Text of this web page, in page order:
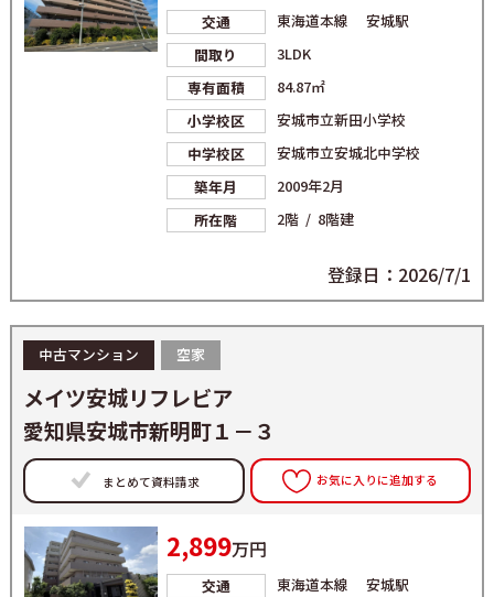
交通
東海道本線 安城駅
間取り
3LDK
専有面積
84.87㎡
小学校区
安城市立新田小学校
中学校区
安城市立安城北中学校
築年月
2009年2月
所在階
2階 / 8階建
登録日：2026/7/1
中古マンション 空家
メイツ安城リフレビア
愛知県安城市新明町１－３
まとめて資料請求 お気に入りに追加する
2,899万円
交通
東海道本線 安城駅